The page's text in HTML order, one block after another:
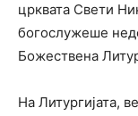
црквата Свети
богослужеше
Божествена
На Литургијата,